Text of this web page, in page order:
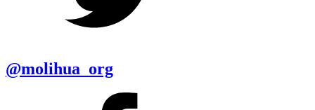
@molihua_org